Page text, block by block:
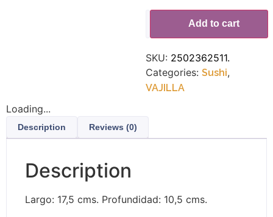
Add to cart
SKU: 2502362511.
Categories: Sushi,
VAJILLA
Loading...
Description Reviews (0)
Description
Largo: 17,5 cms. Profundidad: 10,5 cms.